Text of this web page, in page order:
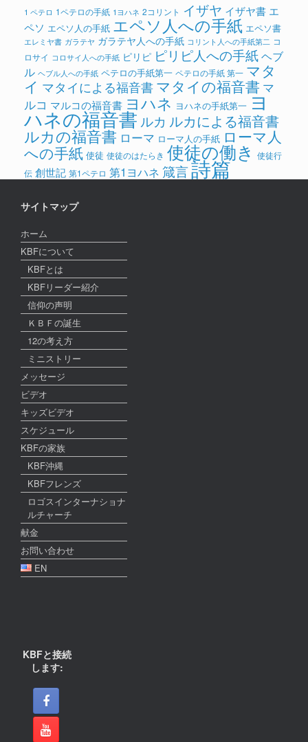
1 ペテロ 1ペテロの手紙 1ヨハネ 2コリント イザヤ イザヤ書 エ
ペソ エペソ人の手紙 エペソ人への手紙 エペソ書
エレミヤ書 ガラテヤ ガラテヤ人への手紙 コリント人への手紙第二 コ
ロサイ コロサイ人への手紙 ピリピ ピリピ人への手紙ヘブ
ル ヘブル人への手紙 ペテロの手紙第一 ペテロの手紙 第一 マタ
イ マタイによる福音書 マタイの福音書 マ
ルコ マルコの福音書 ヨハネ ヨハネの手紙第一 ヨ
ハネの福音書 ルカ ルカによる福音書
ルカの福音書 ローマ ローマ人の手紙 ローマ人
への手紙 使徒 使徒のはたらき 使徒の働き 使徒行
伝 創世記 第1ペテロ 第1ヨハネ 箴言詩篇
サイトマップ
ホーム
KBFについて
KBFとは
KBFリーダー紹介
信仰の声明
ＫＢＦの誕生
12の考え方
ミニストリー
メッセージ
ビデオ
キッズビデオ
スケジュール
KBFの家族
KBF沖縄
KBFフレンズ
ロゴスインターナショナ
ルチャーチ
献金
お問い合わせ
EN
KBFと接続
します: